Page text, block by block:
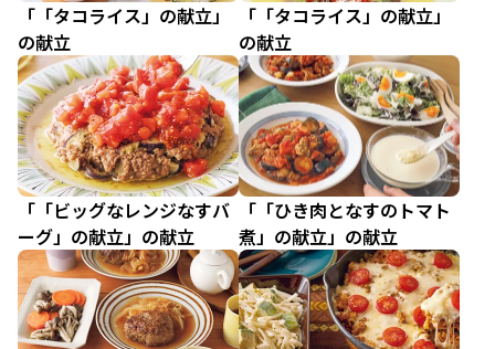
「「タコライス」の献立」
の献立
「「タコライス」の献立」
の献立
「「ビッグなレンジなすバ
ーグ」の献立」の献立
「「ひき肉となすのトマト
煮」の献立」の献立